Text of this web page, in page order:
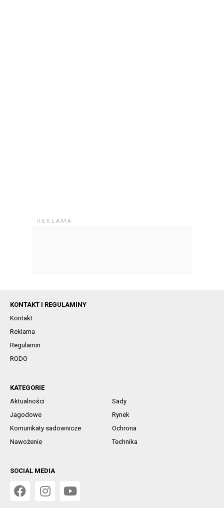
KONTAKT I REGULAMINY
Kontakt
Reklama
Regulamin
RODO
KATEGORIE
Aktualności
Sady
Jagodowe
Rynek
Komunikaty sadownicze
Ochrona
Nawożenie
Technika
SOCIAL MEDIA